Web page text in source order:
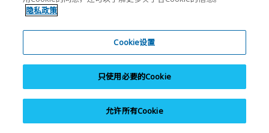
联系支持
客户支持
分享网页内容
隐私政策
Cookie设置
只使用必要的Cookie
允许所有Cookie